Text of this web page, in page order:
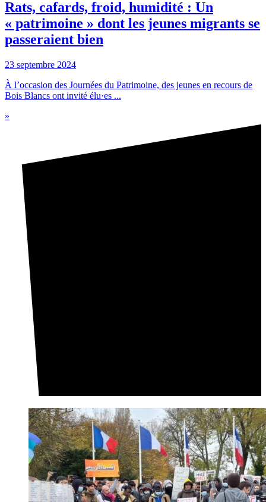
Rats, cafards, froid, humidité : Un
« patrimoine » dont les jeunes migrants se
passeraient bien
23 septembre 2024
À l’occasion des Journées du Patrimoine, des jeunes en recours de
Bois Blancs ont invité élu·es ...
»